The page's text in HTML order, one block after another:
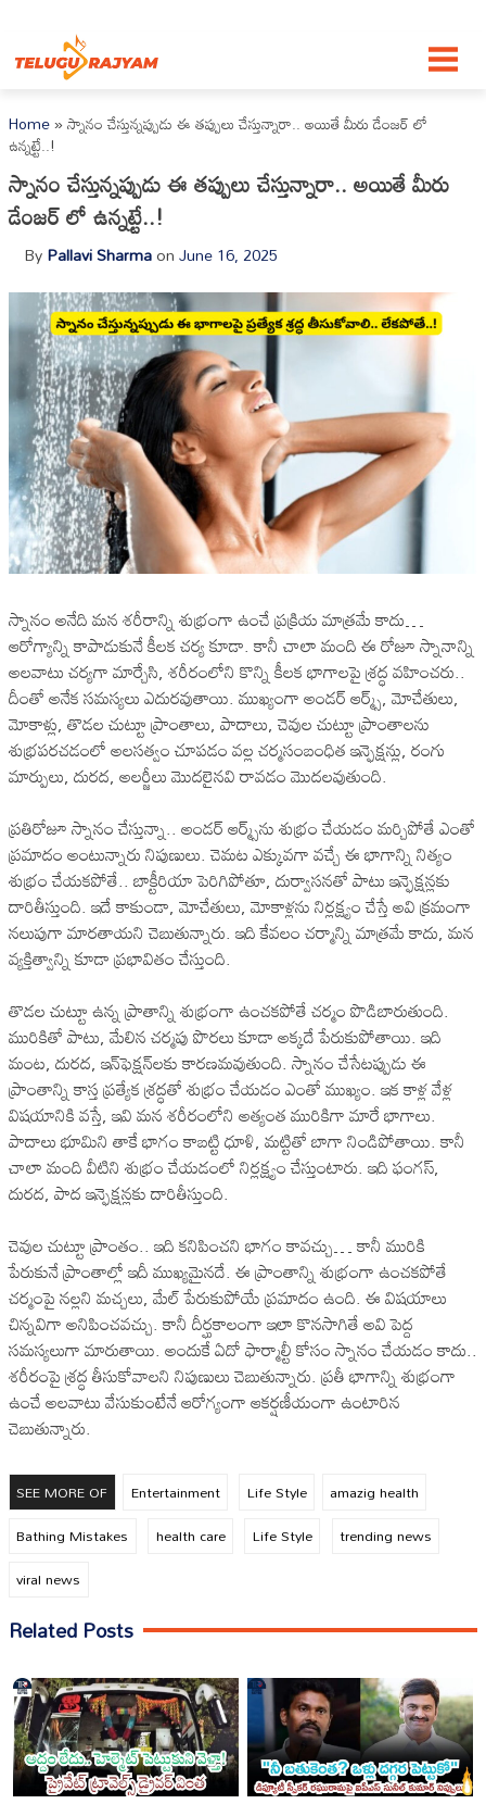
Home»స్నానం చేస్తున్నప్పుడు ఈ తప్పులు చేస్తున్నారా.. అయితే మీరు డేంజర్ లో
ఉన్నట్టే..!
స్నానం చేస్తున్నప్పుడు ఈ తప్పులు చేస్తున్నారా.. అయితే మీరు
డేంజర్ లో ఉన్నట్టే..!
ByPallavi SharmaonJune 16, 2025
స్నానం అనేది మన శరీరాన్ని శుభ్రంగా ఉంచే ప్రక్రియ మాత్రమే కాదు…
ఆరోగ్యాన్ని కాపాడుకునే కీలక చర్య కూడా. కానీ చాలా మంది ఈ రోజూ స్నానాన్ని
అలవాటు చర్యగా మార్చేసి, శరీరంలోని కొన్ని కీలక భాగాలపై శ్రద్ధ వహించరు..
దీంతో అనేక సమస్యలు ఎదురవుతాయి. ముఖ్యంగా అండర్ ఆర్మ్స్, మోచేతులు,
మోకాళ్లు, తొడల చుట్టూ ప్రాంతాలు, పాదాలు, చెవుల చుట్టూ ప్రాంతాలను
శుభ్రపరచడంలో అలసత్వం చూపడం వల్ల చర్మసంబంధిత ఇన్ఫెక్షన్లు, రంగు
మార్పులు, దురద, అలర్జీలు మొదలైనవి రావడం మొదలవుతుంది.
ప్రతిరోజూ స్నానం చేస్తున్నా.. అండర్ ఆర్మ్స్‌ను శుభ్రం చేయడం మర్చిపోతే ఎంతో
ప్రమాదం అంటున్నారు నిపుణులు. చెమట ఎక్కువగా వచ్చే ఈ భాగాన్ని నిత్యం
శుభ్రం చేయకపోతే.. బాక్టీరియా పెరిగిపోతూ, దుర్వాసనతో పాటు ఇన్ఫెక్షన్లకు
దారితీస్తుంది. ఇదే కాకుండా, మోచేతులు, మోకాళ్లను నిర్లక్ష్యం చేస్తే అవి క్రమంగా
నలుపుగా మారతాయని చెబుతున్నారు. ఇది కేవలం చర్మాన్ని మాత్రమే కాదు, మన
వ్యక్తిత్వాన్ని కూడా ప్రభావితం చేస్తుంది.
తొడల చుట్టూ ఉన్న ప్రాతాన్ని శుభ్రంగా ఉంచకపోతే చర్మం పొడిబారుతుంది.
మురికితో పాటు, మేలిన చర్మపు పొరలు కూడా అక్కదే పేరుకుపోతాయి. ఇది
మంట, దురద, ఇన్‌ఫెక్షన్‌లకు కారణమవుతుంది. స్నానం చేసేటప్పుడు ఈ
ప్రాంతాన్ని కాస్త ప్రత్యేక శ్రద్ధతో శుభ్రం చేయడం ఎంతో ముఖ్యం. ఇక కాళ్ల వేళ్ల
విషయానికి వస్తే, ఇవి మన శరీరంలోని అత్యంత మురికిగా మారే భాగాలు.
పాదాలు భూమిని తాకే భాగం కాబట్టి ధూళి, మట్టితో బాగా నిండిపోతాయి. కానీ
చాలా మంది వీటిని శుభ్రం చేయడంలో నిర్లక్ష్యం చేస్తుంటారు. ఇది ఫంగస్,
దురద, పాద ఇన్ఫెక్షన్లకు దారితీస్తుంది.
చెవుల చుట్టూ ప్రాంతం.. ఇది కనిపించని భాగం కావచ్చు… కానీ మురికి
పేరుకునే ప్రాంతాల్లో ఇదీ ముఖ్యమైనదే. ఈ ప్రాంతాన్ని శుభ్రంగా ఉంచకపోతే
చర్మంపై నల్లని మచ్చలు, మేల్ పేరుకుపోయే ప్రమాదం ఉంది. ఈ విషయాలు
చిన్నవిగా అనిపించవచ్చు. కానీ దీర్ఘకాలంగా ఇలా కొనసాగితే అవి పెద్ద
సమస్యలుగా మారుతాయి. అందుకే ఏదో ఫార్మాల్టీ కోసం స్నానం చేయడం కాదు..
శరీరంపై శ్రద్ధ తీసుకోవాలని నిపుణులు చెబుతున్నారు. ప్రతీ భాగాన్ని శుభ్రంగా
ఉంచే అలవాటు వేసుకుంటేనే ఆరోగ్యంగా ఆకర్షణీయంగా ఉంటారిన
చెబుతున్నారు.
SEE MORE OF Entertainment Life Style
amazig health
Bathing Mistakes
health care Life Style
trending news
viral news
Related Posts